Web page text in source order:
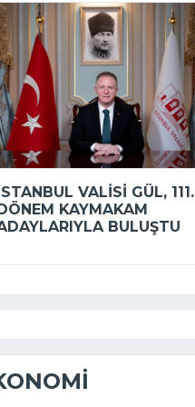
VALISI GÜL, 111.
KAYMAKAM
BULUŞTU